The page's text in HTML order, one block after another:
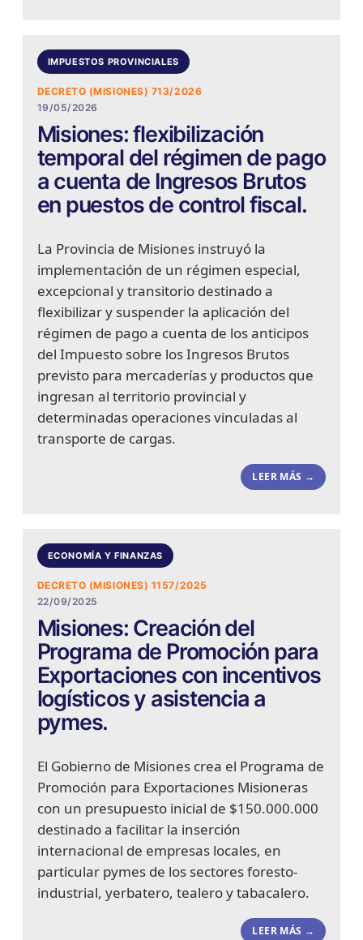
IMPUESTOS PROVINCIALES
DECRETO (MISIONES) 713/2026
19/05/2026
Misiones: flexibilización
temporal del régimen de pago
a cuenta de Ingresos Brutos
en puestos de control fiscal.
La Provincia de Misiones instruyó la
implementación de un régimen especial,
excepcional y transitorio destinado a
flexibilizar y suspender la aplicación del
régimen de pago a cuenta de los anticipos
del Impuesto sobre los Ingresos Brutos
previsto para mercaderías y productos que
ingresan al territorio provincial y
determinadas operaciones vinculadas al
transporte de cargas.
LEER MÁS →
ECONOMÍA Y FINANZAS
DECRETO (MISIONES) 1157/2025
22/09/2025
Misiones: Creación del
Programa de Promoción para
Exportaciones con incentivos
logísticos y asistencia a
pymes.
El Gobierno de Misiones crea el Programa de
Promoción para Exportaciones Misioneras
con un presupuesto inicial de $150.000.000
destinado a facilitar la inserción
internacional de empresas locales, en
particular pymes de los sectores foresto-
industrial, yerbatero, tealero y tabacalero.
LEER MÁS →